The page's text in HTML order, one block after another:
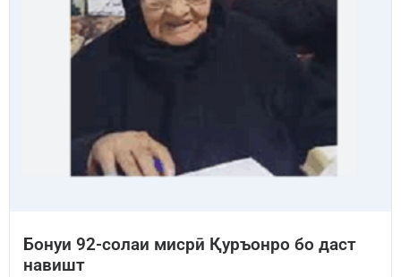
Бонуи 92-солаи мисрӣ Қуръонро бо даст
навишт